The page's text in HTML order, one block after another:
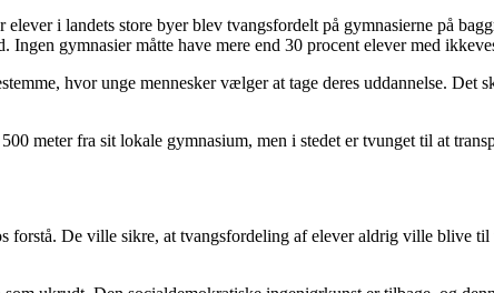
i landets store byer blev tvangsfordelt på gymnasierne på
gymnasier måtte have mere end 30 procent elever med
hvor unge mennesker vælger at tage deres uddannelse. Det
meter fra sit lokale gymnasium, men i stedet er tvunget til at
forstå. De ville sikre, at tvangsfordeling af elever aldrig ville blive